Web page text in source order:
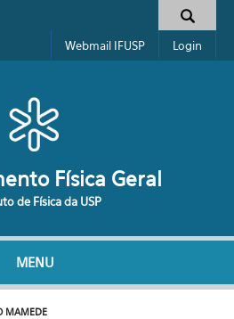
de busca
Webmail IFUSP Login
Física Geral
de Física da USP
MENU
MAMEDE